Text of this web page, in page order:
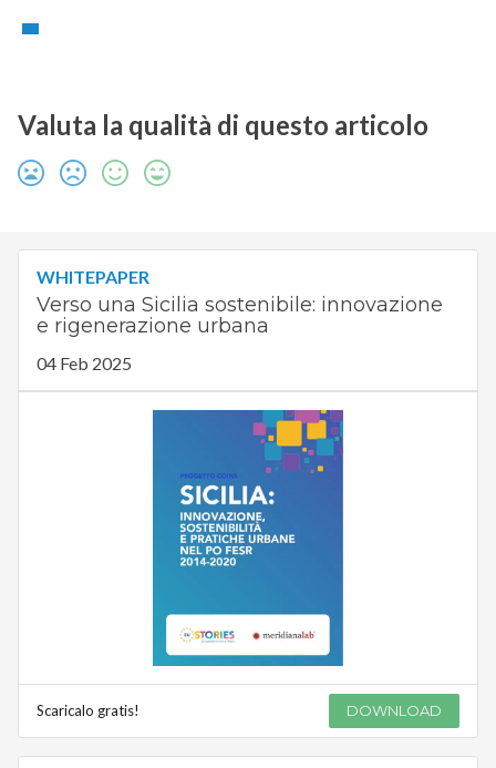
Valuta la qualità di questo articolo
WHITEPAPER
Verso una Sicilia sostenibile: innovazione
e rigenerazione urbana
04 Feb 2025
Scaricalo gratis! DOWNLOAD